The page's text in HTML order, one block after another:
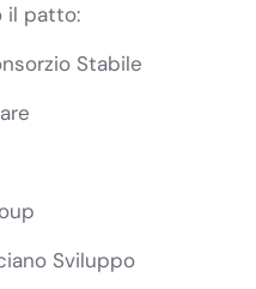
il patto:
Stabile
Sviluppo